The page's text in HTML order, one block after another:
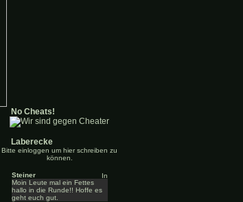
No Cheats!
Laberecke
Bitte einloggen um hier schreiben zu
können.
Steiner
Moin Leute mal ein Fettes
hallo in die Runde!! Hoffe es
geht euch gut.